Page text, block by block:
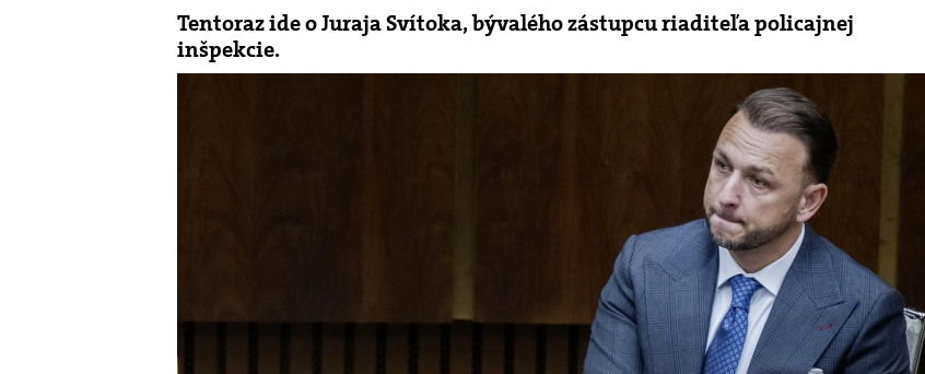
Tentoraz ide o Juraja Svítoka, bývalého zástupcu riaditeľa policajnej
inšpekcie.